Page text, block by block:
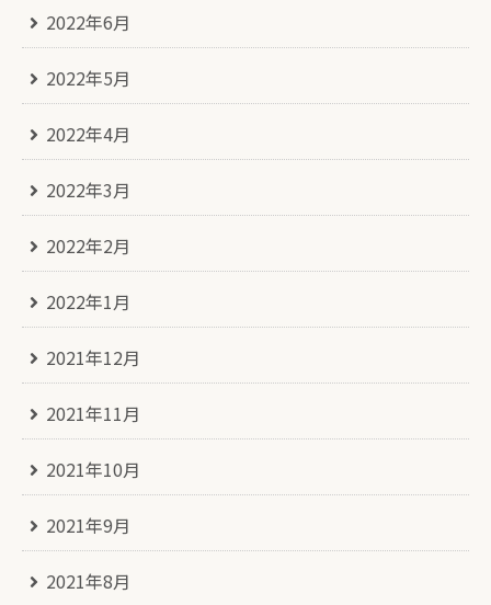
2022年6月
2022年5月
2022年4月
2022年3月
2022年2月
2022年1月
2021年12月
2021年11月
2021年10月
2021年9月
2021年8月